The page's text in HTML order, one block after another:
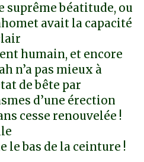
suprême béatitude, ou
avait la capacité
humain, et encore
n’a pas mieux à
de bête par
d’une érection
cesse renouvelée !
le bas de la ceinture !